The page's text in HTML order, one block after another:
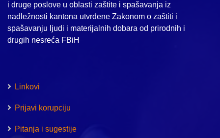
i druge poslove u oblasti zaštite i spašavanja iz
nadležnosti kantona utvrđene Zakonom o zaštiti i
spašavanju ljudi i materijalnih dobara od prirodnih i
drugih nesreća FBiH
Linkovi
Prijavi korupciju
Pitanja i sugestije